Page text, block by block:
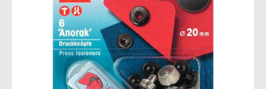
drukknopen